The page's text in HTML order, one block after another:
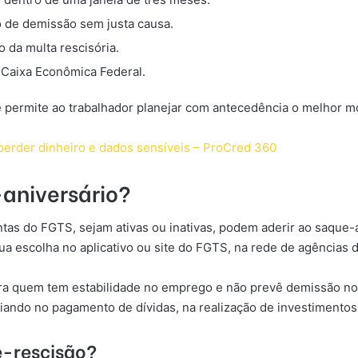
demissão sem justa causa.
da multa rescisória.
Econômica Federal.
ao trabalhador planejar com antecedência o melhor
dinheiro e dados sensíveis – ProCred 360
do FGTS, sejam ativas ou inativas, podem aderir ao
escolha no aplicativo ou site do FGTS, na rede de agências
quem tem estabilidade no emprego e não prevê demissão
no pagamento de dívidas, na realização de
rescisão?